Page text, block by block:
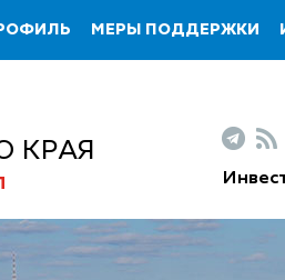
МЕРЫ ПОДДЕРЖКИ
КРАЯ